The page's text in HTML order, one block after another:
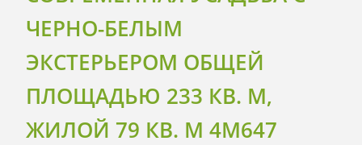
ЧЕРНО-БЕЛЫМ
ЭКСТЕРЬЕРОМ ОБЩЕЙ
ПЛОЩАДЬЮ 233 КВ. М,
ЖИЛОЙ 79 КВ. М 4M647